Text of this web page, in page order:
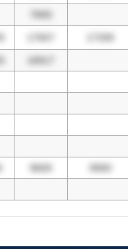
7800
17657 17200
18917
9669
9900